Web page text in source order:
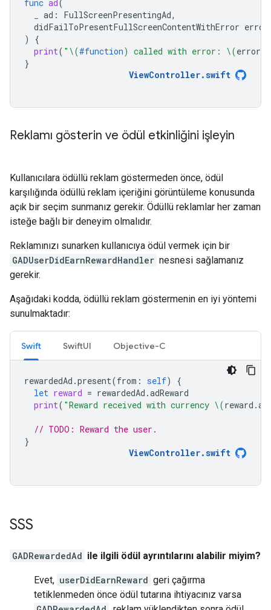
func ad(
ad : FullScreenPresentingAd,
didFailToPresentFullScreenContentWithError error
)
{
print( " \(#function) called with error: \(error
}
ViewController.swift
Reklamı gösterin ve ödül etkinliğini işleyin
Kullanıcılara ödüllü reklam göstermeden önce, ödül
karşılığında ödüllü reklam içeriğini görüntüleme konusunda
açık bir seçim sunmanız gerekir. Ödüllü reklamlar her zaman
isteğe bağlı bir deneyim olmalıdır.
Reklamınızı sunarken kullanıcıya ödül vermek için bir
GADUserDidEarnRewardHandler nesnesi sağlamanız
gerekir.
Aşağıdaki kodda, ödüllü reklam göstermenin en iyi yöntemi
sunulmaktadır:
Swift SwiftUI Objective-C
rewardedAd .present(from : self)
{
let reward = rewardedAd .adReward
print( "Reward received with currency \(reward .
// TODO: Reward the user.
}
ViewController.swift
SSS
GADRewardedAd ile ilgili ödül ayrıntılarını alabilir miyim?
Evet, userDidEarnReward geri çağırma
tetiklenmeden önce ödül tutarına ihtiyacınız varsa